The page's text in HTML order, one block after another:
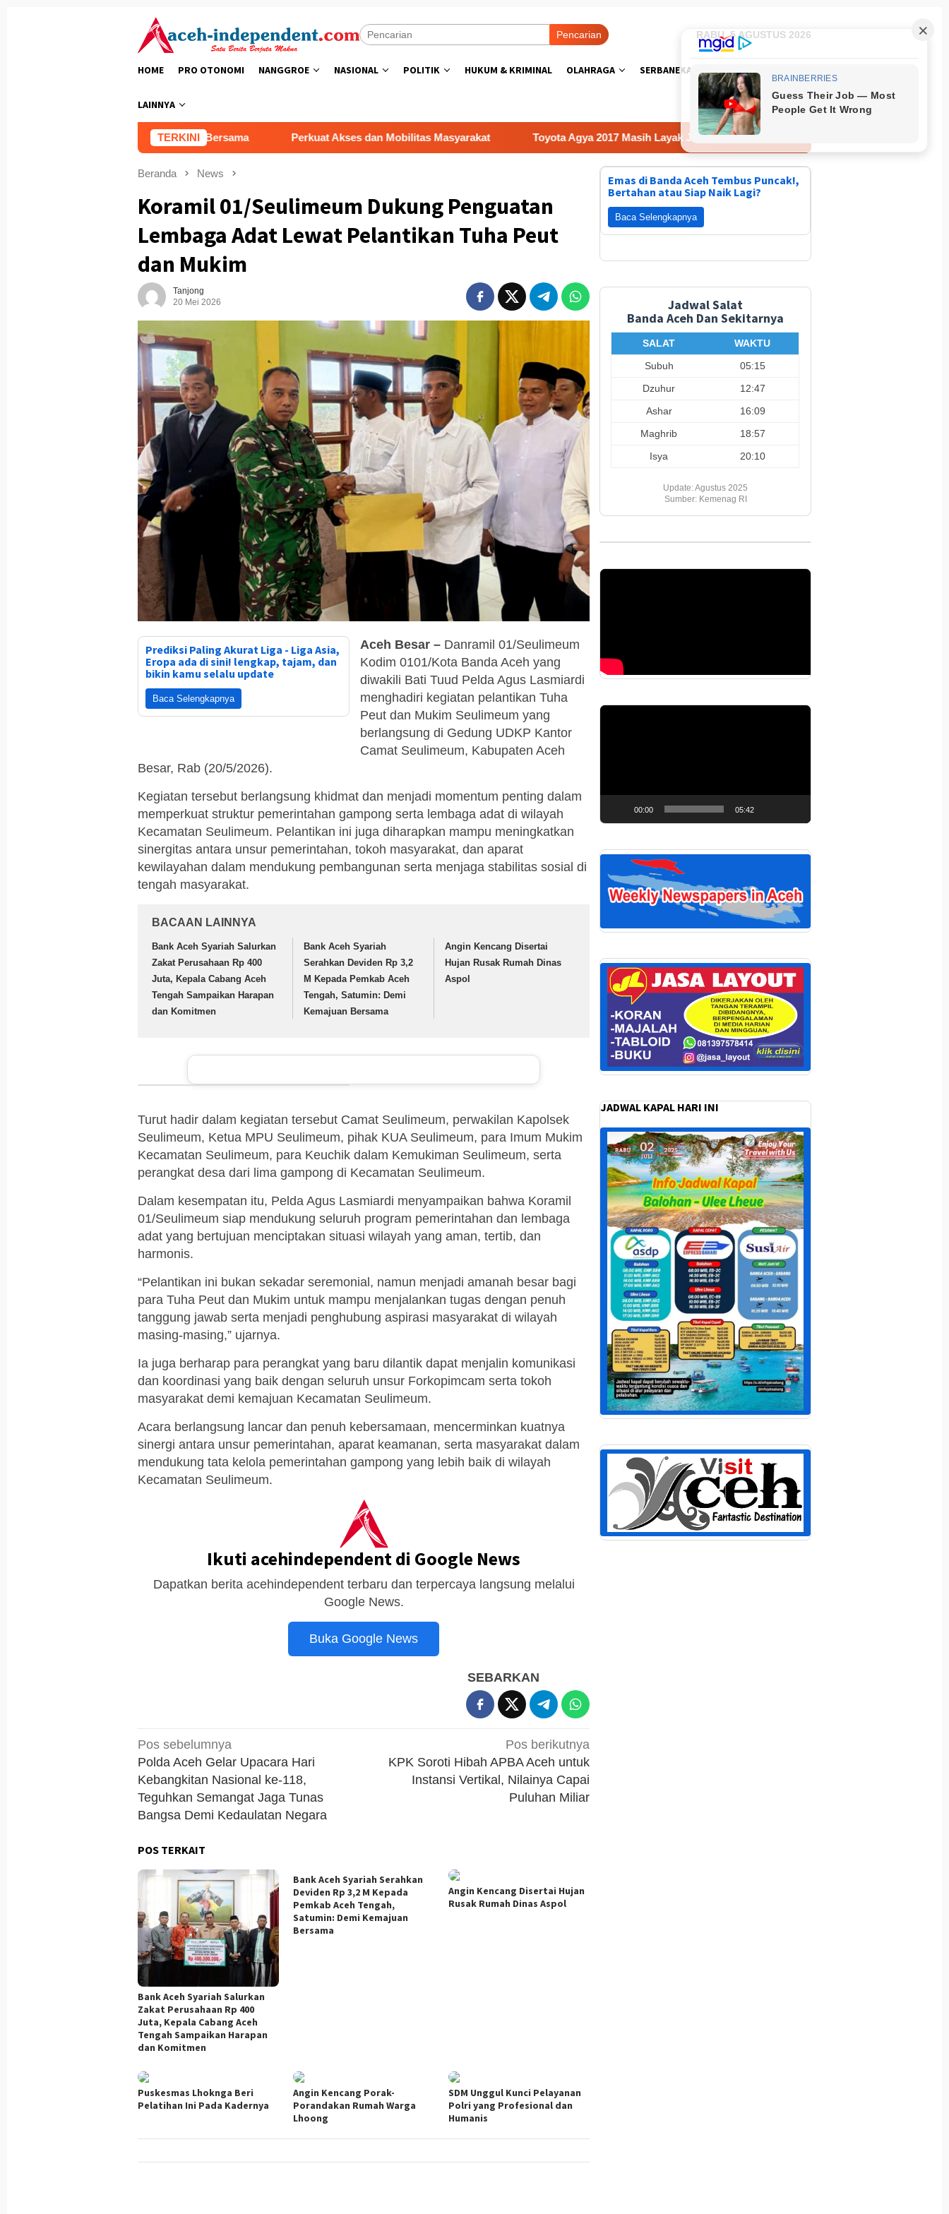
Pencarian RABU, 5 AGUSTUS 2026
HOME PRO OTONOMI NANGGROE NASIONAL POLITIK HUKUM & KRIMINAL OLAHRAGA SERBANEKA FOTO
LAINNYA
TERKINI
Satumin: Demi Kemajuan Bersama Perkuat Akses dan Mobilitas Masyarakat Toyota Agya 2017 Masih Layak Jadi Mobil Harian Patroli Humanis Satgas Kepolisian Ops
Beranda News
Koramil 01/Seulimeum Dukung Penguatan
Lembaga Adat Lewat Pelantikan Tuha Peut
dan Mukim
Tanjong
20 Mei 2026
Prediksi Paling Akurat Liga - Liga Asia,
Eropa ada di sini! lengkap, tajam, dan
bikin kamu selalu update
Baca Selengkapnya
Aceh Besar – Danramil 01/Seulimeum
Kodim 0101/Kota Banda Aceh yang
diwakili Bati Tuud Pelda Agus Lasmiardi
menghadiri kegiatan pelantikan Tuha
Peut dan Mukim Seulimeum yang
berlangsung di Gedung UDKP Kantor
Camat Seulimeum, Kabupaten Aceh
Besar, Rab (20/5/2026).
Kegiatan tersebut berlangsung khidmat dan menjadi momentum penting dalam
memperkuat struktur pemerintahan gampong serta lembaga adat di wilayah
Kecamatan Seulimeum. Pelantikan ini juga diharapkan mampu meningkatkan
sinergitas antara unsur pemerintahan, tokoh masyarakat, dan aparat
kewilayahan dalam mendukung pembangunan serta menjaga stabilitas sosial di
tengah masyarakat.
BACAAN LAINNYA
Bank Aceh Syariah Salurkan
Zakat Perusahaan Rp 400
Juta, Kepala Cabang Aceh
Tengah Sampaikan Harapan
dan Komitmen
Bank Aceh Syariah
Serahkan Deviden Rp 3,2
M Kepada Pemkab Aceh
Tengah, Satumin: Demi
Kemajuan Bersama
Angin Kencang Disertai
Hujan Rusak Rumah Dinas
Aspol
Turut hadir dalam kegiatan tersebut Camat Seulimeum, perwakilan Kapolsek
Seulimeum, Ketua MPU Seulimeum, pihak KUA Seulimeum, para Imum Mukim
Kecamatan Seulimeum, para Keuchik dalam Kemukiman Seulimeum, serta
perangkat desa dari lima gampong di Kecamatan Seulimeum.
Dalam kesempatan itu, Pelda Agus Lasmiardi menyampaikan bahwa Koramil
01/Seulimeum siap mendukung seluruh program pemerintahan dan lembaga
adat yang bertujuan menciptakan situasi wilayah yang aman, tertib, dan
harmonis.
“Pelantikan ini bukan sekadar seremonial, namun menjadi amanah besar bagi
para Tuha Peut dan Mukim untuk mampu menjalankan tugas dengan penuh
tanggung jawab serta menjadi penghubung aspirasi masyarakat di wilayah
masing-masing,” ujarnya.
Ia juga berharap para perangkat yang baru dilantik dapat menjalin komunikasi
dan koordinasi yang baik dengan seluruh unsur Forkopimcam serta tokoh
masyarakat demi kemajuan Kecamatan Seulimeum.
Acara berlangsung lancar dan penuh kebersamaan, mencerminkan kuatnya
sinergi antara unsur pemerintahan, aparat keamanan, serta masyarakat dalam
mendukung tata kelola pemerintahan gampong yang lebih baik di wilayah
Kecamatan Seulimeum.
Ikuti acehindependent di Google News
Dapatkan berita acehindependent terbaru dan terpercaya langsung melalui
Google News.
Buka Google News
SEBARKAN
Navigasi
pos
Pos sebelumnya
Polda Aceh Gelar Upacara Hari
Kebangkitan Nasional ke-118,
Teguhkan Semangat Jaga Tunas
Bangsa Demi Kedaulatan Negara
Pos berikutnya
KPK Soroti Hibah APBA Aceh untuk
Instansi Vertikal, Nilainya Capai
Puluhan Miliar
POS TERKAIT
Bank Aceh Syariah Salurkan
Zakat Perusahaan Rp 400
Juta, Kepala Cabang Aceh
Tengah Sampaikan Harapan
dan Komitmen
Bank Aceh Syariah Serahkan
Deviden Rp 3,2 M Kepada
Pemkab Aceh Tengah,
Satumin: Demi Kemajuan
Bersama
Angin Kencang Disertai Hujan
Rusak Rumah Dinas Aspol
Puskesmas Lhoknga Beri
Pelatihan Ini Pada Kadernya
Angin Kencang Porak-
Porandakan Rumah Warga
Lhoong
SDM Unggul Kunci Pelayanan
Polri yang Profesional dan
Humanis
Emas di Banda Aceh Tembus Puncak!,
Bertahan atau Siap Naik Lagi?
Baca Selengkapnya
Jadwal Salat
Banda Aceh Dan Sekitarnya
SALAT
WAKTU
Subuh
05:15
Dzuhur
12:47
Ashar
16:09
Maghrib
18:57
Isya
20:10
Update: Agustus 2025
Sumber: Kemenag RI
Pemutar
00:00 05:42
JADWAL KAPAL HARI INI